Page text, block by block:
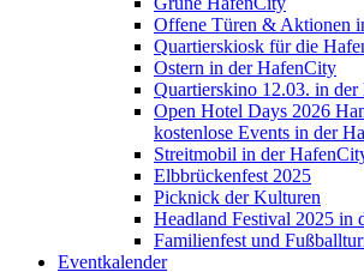
Offene Türen & Aktionen
Quartierskiosk für die
Ostern in der HafenCity
Quartierskino 12.03. in
Open Hotel Days 2026
kostenlose Events in der
Streitmobil in der
Elbbrückenfest 2025
Picknick der Kulturen
Headland Festival 2025 in
Familienfest und
Eventkalender